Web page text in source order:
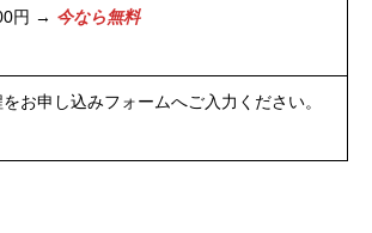
円 → 今なら無料
お申し込みフォームへご入力ください。